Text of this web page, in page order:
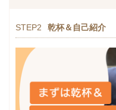
STEP2 乾杯＆自己紹介